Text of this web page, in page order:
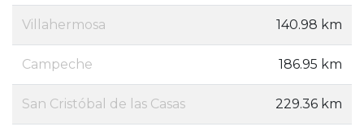
Villahermosa 140.98 km
Campeche 186.95 km
San Cristóbal de las Casas 229.36 km